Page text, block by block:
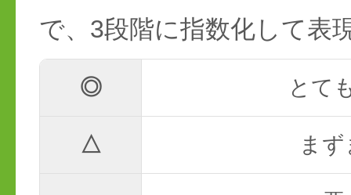
で、3段階に指数化して表
◎ とて
△ ま